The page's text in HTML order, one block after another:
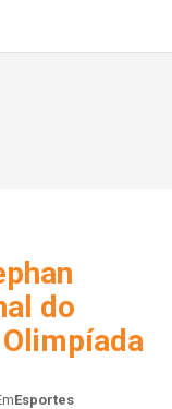
do
Esportes